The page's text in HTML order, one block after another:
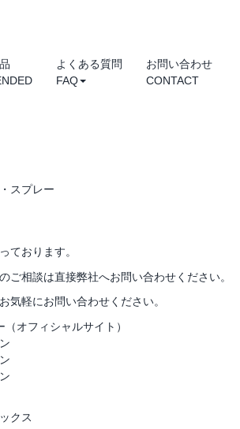
よくある質問
FAQ
お問い合わせ
CONTACT
スプレー
ております。
ご相談は直接弊社へお問い合わせください。
気軽にお問い合わせください。
（オフィシャルサイト）
クス